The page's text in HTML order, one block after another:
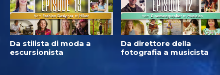
Da stilista di moda a
escursionista
Da direttore della
fotografia a musicista